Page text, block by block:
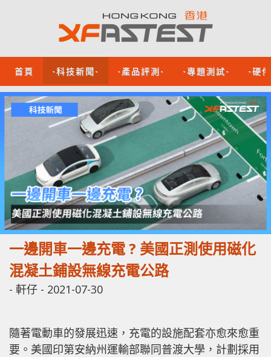
首頁 -科技新聞- -產品評測- -專題測試- -硬
一邊開車一邊充電 ? 美國正測使用磁化
混凝土鋪設無線充電公路
- 軒仔 - 2021-07-30
隨著電動車的發展迅速，充電的設施配套亦愈來愈重
要。美國印第安納州運輸部聯同普渡大學，計劃採用